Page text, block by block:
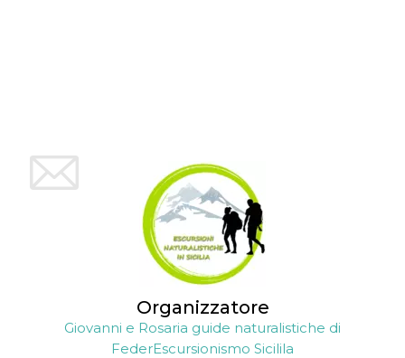
Organizzatore
Giovanni e Rosaria guide naturalistiche di
FederEscursionismo Sicilila